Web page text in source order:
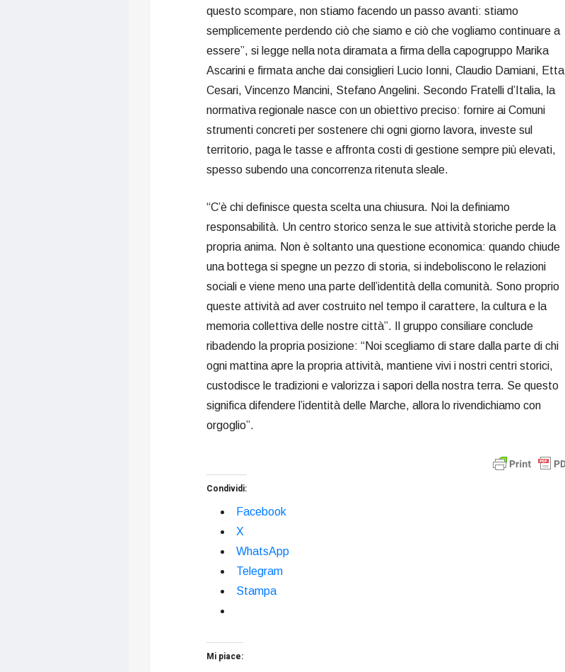
questo scompare, non stiamo facendo un passo avanti: stiamo
semplicemente perdendo ciò che siamo e ciò che vogliamo continuare a
essere”, si legge nella nota diramata a firma della capogruppo Marika
Ascarini e firmata anche dai consiglieri Lucio Ionni, Claudio Damiani, Etta
Cesari, Vincenzo Mancini, Stefano Angelini. Secondo Fratelli d’Italia, la
normativa regionale nasce con un obiettivo preciso: fornire ai Comuni
strumenti concreti per sostenere chi ogni giorno lavora, investe sul
territorio, paga le tasse e affronta costi di gestione sempre più elevati,
spesso subendo una concorrenza ritenuta sleale.
“C’è chi definisce questa scelta una chiusura. Noi la definiamo
responsabilità. Un centro storico senza le sue attività storiche perde la
propria anima. Non è soltanto una questione economica: quando chiude
una bottega si spegne un pezzo di storia, si indeboliscono le relazioni
sociali e viene meno una parte dell’identità della comunità. Sono proprio
queste attività ad aver costruito nel tempo il carattere, la cultura e la
memoria collettiva delle nostre città”. Il gruppo consiliare conclude
ribadendo la propria posizione: “Noi scegliamo di stare dalla parte di chi
ogni mattina apre la propria attività, mantiene vivi i nostri centri storici,
custodisce le tradizioni e valorizza i sapori della nostra terra. Se questo
significa difendere l’identità delle Marche, allora lo rivendichiamo con
orgoglio”.
Condividi:
Facebook
X
WhatsApp
Telegram
Stampa
Mi piace: